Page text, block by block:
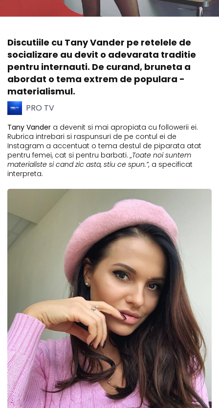
Discutiile cu Tany Vander pe retelele de
socializare au devit o adevarata traditie
pentru internauti. De curand, bruneta a
abordat o tema extrem de populara -
materialismul.
PRO TV
Tany Vander a devenit si mai apropiata cu followerii ei.
Rubrica intrebari si raspunsuri de pe contul ei de
Instagram a accentuat o tema destul de piparata atat
pentru femei, cat si pentru barbati.„Toate noi suntem
materialiste si cand zic asta, stiu ce spun.”, a specificat
interpreta.